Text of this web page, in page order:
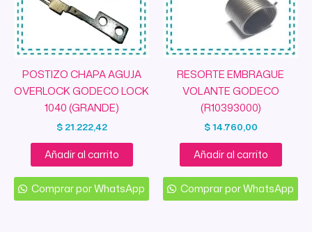
POSTIZO CHAPA AGUJA
OVERLOCK GODECO LOCK
1040 (GRANDE)
$21.222,42
Añadir al carrito
Comprar por WhatsApp
RESORTE EMBRAGUE
VOLANTE GODECO
(R10393000)
$14.760,00
Añadir al carrito
Comprar por WhatsApp